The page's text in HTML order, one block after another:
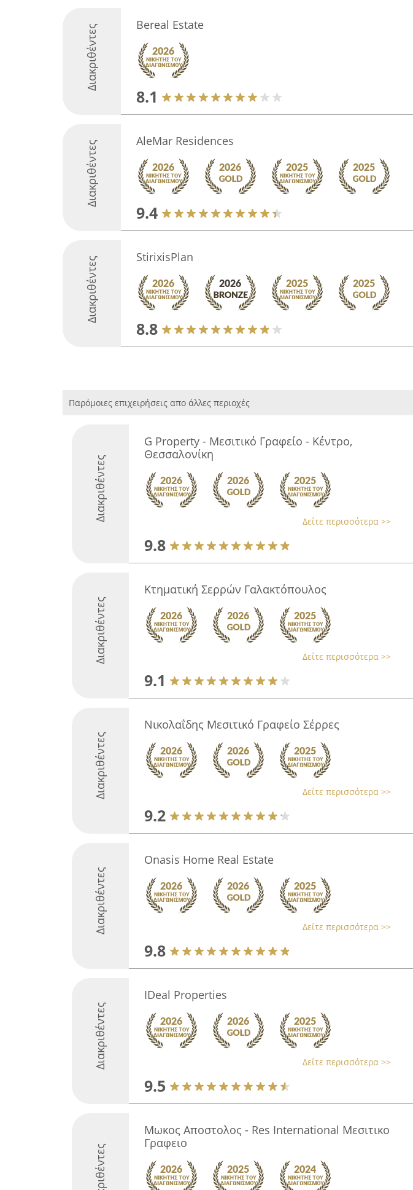
Διακριθέντες Bereal Estate
8.1
Διακριθέντες AleMar Residences
9.4
Διακριθέντες StirixisPlan
8.8
Παρόμοιες επιχειρήσεις απο άλλες περιοχές
Διακριθέντες
G Property - Μεσιτικό Γραφείο - Κέντρο,
Θεσσαλονίκη
Δείτε περισσότερα >>
9.8
Διακριθέντες
Κτηματική Σερρών Γαλακτόπουλος
Δείτε περισσότερα >>
9.1
Διακριθέντες
Νικολαΐδης Μεσιτικό Γραφείο Σέρρες
Δείτε περισσότερα >>
9.2
Διακριθέντες
Onasis Home Real Estate
Δείτε περισσότερα >>
9.8
Διακριθέντες
IDeal Properties
Δείτε περισσότερα >>
9.5
Μωκος Αποστολος - Res International Μεσιτικο
Γραφειο